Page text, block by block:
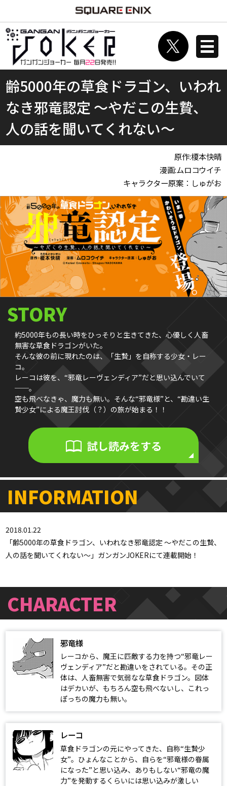
齢5000年の草食ドラゴン、いわれ
なき邪竜認定 ～やだこの生贄、
人の話を聞いてくれない～
原作:榎本快晴
漫画:ムロコウイチ
キャラクター原案：しゅがお
STORY
約5000年もの長い時をひっそりと生きてきた、心優しく人畜
無害な草食ドラゴンがいた。
そんな彼の前に現れたのは、「生贄」を自称する少女・レー
コ。
レーコは彼を、“邪竜レーヴェンディア”だと思い込んでいて
──。
空も飛べなきゃ、魔力も無い。そんな“邪竜様”と、“勘違い生
贄少女”による魔王討伐（？）の旅が始まる！！
試し読みをする
INFORMATION
2018.01.22
「齢5000年の草食ドラゴン、いわれなき邪竜認定 ～やだこの生贄、
人の話を聞いてくれない～」ガンガンJOKERにて連載開始！
CHARACTER
邪竜様
レーコから、魔王に匹敵する力を持つ“邪竜レー
ヴェンディア”だと勘違いをされている。その正
体は、人畜無害で気弱なな草食ドラゴン。図体
はデカいが、もちろん空も飛べないし、これっ
ぽっちの魔力も無い。
レーコ
草食ドラゴンの元にやってきた、自称“生贄少
女”。ひょんなことから、自らを“邪竜様の眷属
になった”と思い込み、ありもしない“邪竜の魔
力”を発動するくらいには思い込みが激しい